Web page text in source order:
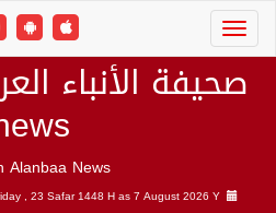
Alanbaa News
, 23 Safar 1448 H as7 August 2026 Y |